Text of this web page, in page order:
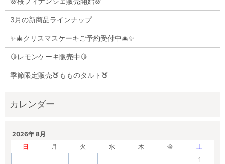
3月の新商品ラインナップ
✨🎄クリスマスケーキご予約受付中🎄✨
🍋レモンケーキ販売中🍋
季節限定販売🍑もものタルト🍑
2026年 8月
日
月 火 水 木 金
土
1